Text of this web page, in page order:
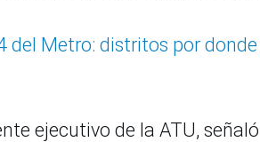
del Metro: distritos por
ejecutivo de la ATU,